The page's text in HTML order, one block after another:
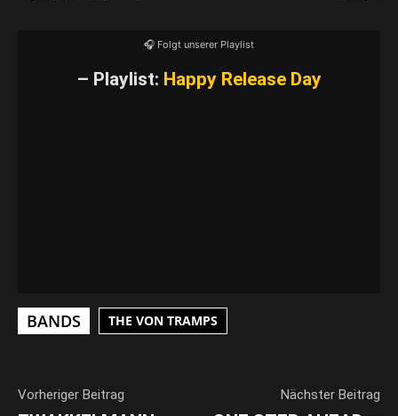
🎧 Folgt unserer Playlist
– Playlist: Happy Release Day
BANDS THE VON TRAMPS
Vorheriger Beitrag Nächster Beitrag